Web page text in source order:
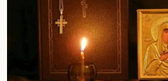
Sainte Matrone de
Staritsa Anastasia
Gerondissa Makrina
Archimandrite